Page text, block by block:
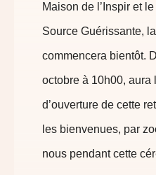
Maison de l’Inspir et
Source Guérissante,
commencera bientôt.
octobre à 10h00, aura
d’ouverture de cette
les bienvenues, par
nous pendant cette